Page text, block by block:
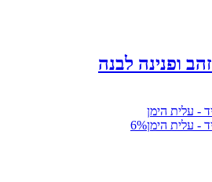
ופנינה לבנה
6%